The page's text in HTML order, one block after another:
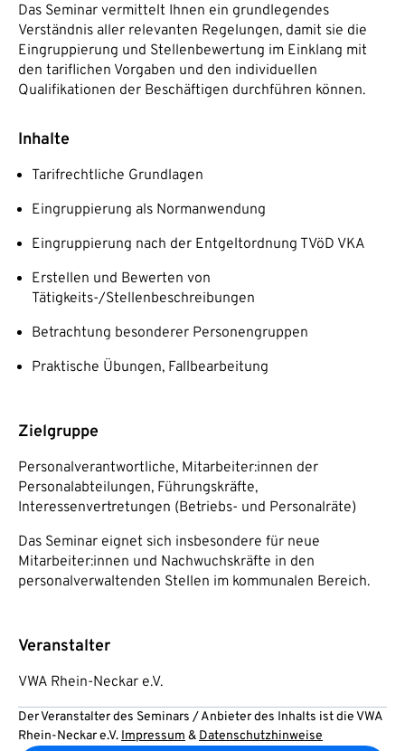
Das Seminar vermittelt Ihnen ein grundlegendes
Verständnis aller relevanten Regelungen, damit sie die
Eingruppierung und Stellenbewertung im Einklang mit
den tariflichen Vorgaben und den individuellen
Qualifikationen der Beschäftigen durchführen können.
Inhalte
Tarifrechtliche Grundlagen
Eingruppierung als Normanwendung
Eingruppierung nach der Entgeltordnung TVöD VKA
Erstellen und Bewerten von
Tätigkeits-/Stellenbeschreibungen
Betrachtung besonderer Personengruppen
Praktische Übungen, Fallbearbeitung
Zielgruppe
Personalverantwortliche, Mitarbeiter:innen der
Personalabteilungen, Führungskräfte,
Interessenvertretungen (Betriebs- und Personalräte)
Das Seminar eignet sich insbesondere für neue
Mitarbeiter:innen und Nachwuchskräfte in den
personalverwaltenden Stellen im kommunalen Bereich.
Veranstalter
VWA Rhein-Neckar e.V.
Der Veranstalter des Seminars / Anbieter des Inhalts ist die VWA
Rhein-Neckar e.V. Impressum & Datenschutzhinweise